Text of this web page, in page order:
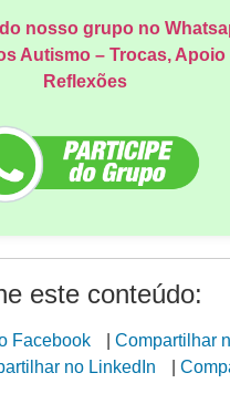
nosso grupo no
Autismo – Trocas, Apoio
Reflexões
este conteúdo:
Facebook
Compartilhar
no LinkedIn